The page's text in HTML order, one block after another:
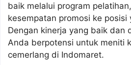
baik melalui program
kesempatan promosi ke posisi
Dengan kinerja yang baik dan
Anda berpotensi untuk meniti
cemerlang di Indomaret.